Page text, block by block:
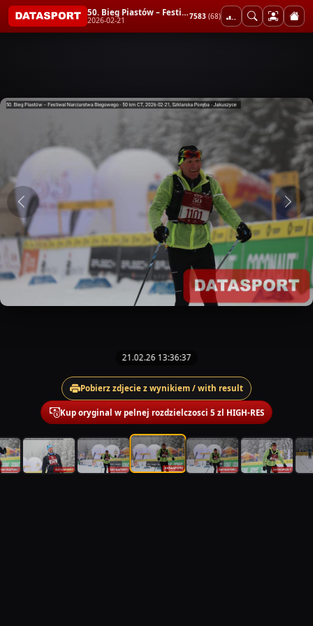
50. Bieg Piastów – Festiwal Narciarstwa Biegowego - 50 km CT
2026-02-21 7583 (68)
21.02.26 13:36:37
Pobierz zdjecie z wynikiem / with result
Kup oryginal w pelnej rozdzielczosci 5 zl HIGH-RES